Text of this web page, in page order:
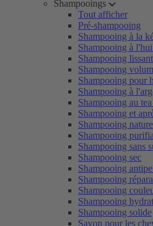
Shampooings
Tout afficher
Pré-shampooing
Shampooing à la
Shampooing à
Shampooing lissant
Shampooing
Shampooing pour
Shampooing à
Shampooing au
Shampooing et
Shampooing
Shampooing
Shampooing sans
Shampooing sec
Shampooing
Shampooing
Shampooing
Shampooing
Shampooing solide
Savon pour les